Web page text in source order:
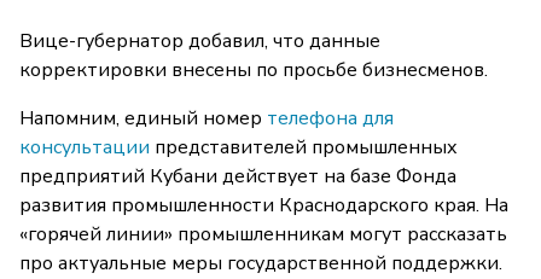
Вице-губернатор добавил, что данные
корректировки внесены по просьбе бизнесменов.
Напомним, единый номер телефона для
консультации представителей промышленных
предприятий Кубани действует на базе Фонда
развития промышленности Краснодарского края. На
«горячей линии» промышленникам могут рассказать
про актуальные меры государственной поддержки.